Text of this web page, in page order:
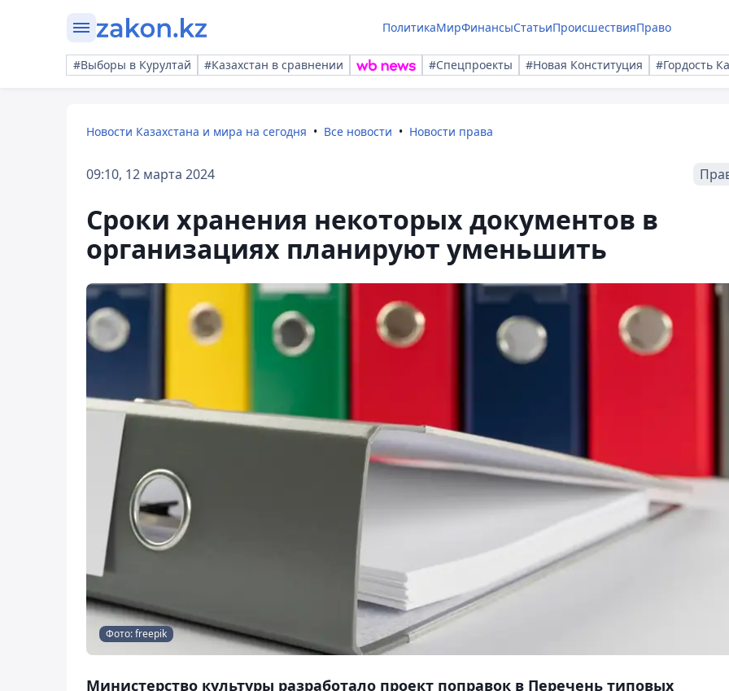
ПолитикаМирФинансыСтатьиПроисшествияПраво
#Выборы в Курултай #Казахстан в сравнении #Спецпроекты #Новая Конституция #Гордость
Новости Казахстана и мира на сегодня Все новости Новости права
09:10, 12 марта 2024
Сроки хранения некоторых документов в
организациях планируют уменьшить
Фото: freepik
Министерство культуры разработало проект поправок в Перечень типовых